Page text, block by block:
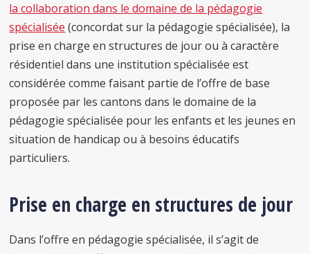
la collaboration dans le domaine de la pédagogie
spécialisée (concordat sur la pédagogie spécialisée), la
prise en charge en structures de jour ou à caractère
résidentiel dans une institution spécialisée est
considérée comme faisant partie de l’offre de base
proposée par les cantons dans le domaine de la
pédagogie spécialisée pour les enfants et les jeunes en
situation de handicap ou à besoins éducatifs
particuliers.
Prise en charge en structures de jour
Dans l’offre en pédagogie spécialisée, il s’agit de